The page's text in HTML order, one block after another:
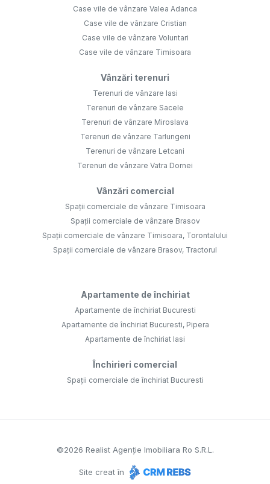
Case vile de vânzare Valea Adanca
Case vile de vânzare Cristian
Case vile de vânzare Voluntari
Case vile de vânzare Timisoara
Vânzări terenuri
Terenuri de vânzare Iasi
Terenuri de vânzare Sacele
Terenuri de vânzare Miroslava
Terenuri de vânzare Tarlungeni
Terenuri de vânzare Letcani
Terenuri de vânzare Vatra Dornei
Vânzări comercial
Spații comerciale de vânzare Timisoara
Spații comerciale de vânzare Brasov
Spații comerciale de vânzare Timisoara, Torontalului
Spații comerciale de vânzare Brasov, Tractorul
Apartamente de închiriat
Apartamente de închiriat Bucuresti
Apartamente de închiriat Bucuresti, Pipera
Apartamente de închiriat Iasi
Închirieri comercial
Spații comerciale de închiriat Bucuresti
©2026 Realist Agenție Imobiliara Ro S.R.L.
Site creat în